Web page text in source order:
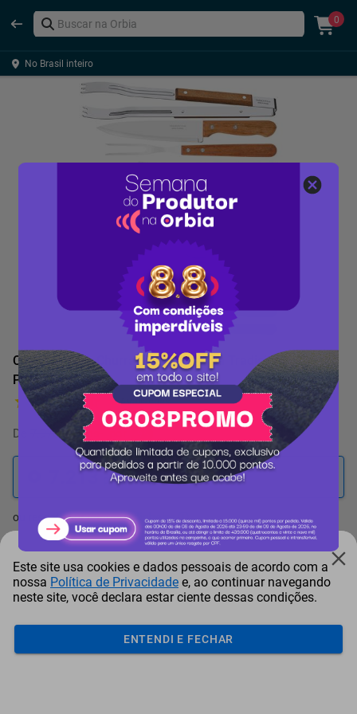
0
No Brasil inteiro
Conjunto para Churrasco Tramontina Tradicional 15
Peças
3 Avaliações
De 7.970 pontos
7.213 pontos
ou resgate porpontos + dinheiro
6.492 pontos + R$ 33,17
6.132 pontos + R$ 49,73
Este site usa cookies e dados pessoais de acordo com a
nossa Política de Privacidade e, ao continuar navegando
neste site, você declara estar ciente dessas condições.
ENTENDI E FECHAR